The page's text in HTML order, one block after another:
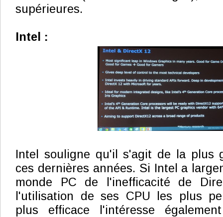
supérieures.
Intel :
Intel souligne qu'il s'agit de la plus
ces dernières années. Si Intel a
monde PC de l'inefficacité de
l'utilisation de ses CPU les plus
plus efficace l'intéresse